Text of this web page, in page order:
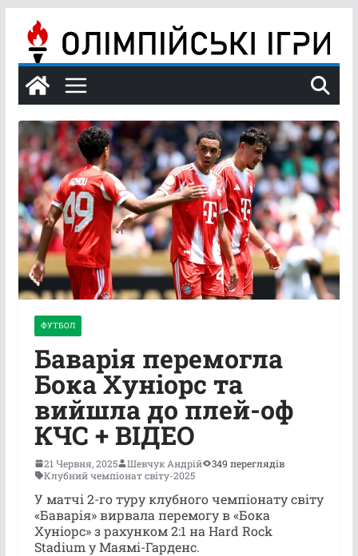
вмісту
ФУТБОЛ
Баварія перемогла
Бока Хуніорс та
вийшла до плей-оф
КЧС + ВІДЕО
21 Червня, 2025 Шевчук Андрій
349 переглядів
Клубний чемпіонат світу-2025
У матчі 2-го туру клубного чемпіонату світу
«Баварія» вирвала перемогу в «Бока
Хуніорс» з рахунком 2:1 на Hard Rock
Stadium у Маямі-Гарденс.